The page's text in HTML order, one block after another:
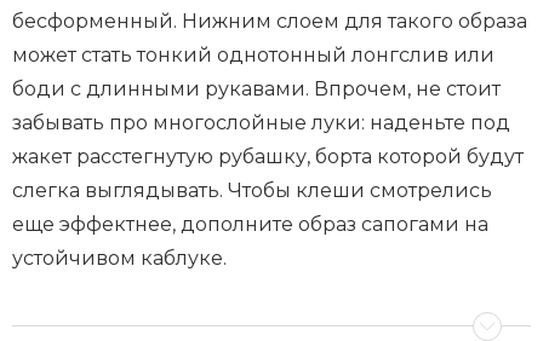
бесформенный. Нижним слоем для такого образа
может стать тонкий однотонный лонгслив или
боди с длинными рукавами. Впрочем, не стоит
забывать про многослойные луки: наденьте под
жакет расстегнутую рубашку, борта которой будут
слегка выглядывать. Чтобы клеши смотрелись
еще эффектнее, дополните образ сапогами на
устойчивом каблуке.